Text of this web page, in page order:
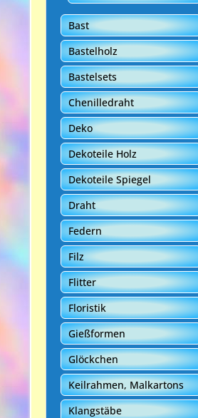
Bast
Bastelholz
Bastelsets
Chenilledraht
Deko
Dekoteile Holz
Dekoteile Spiegel
Draht
Federn
Filz
Flitter
Floristik
Gießformen
Glöckchen
Keilrahmen, Malkartons
Klangstäbe